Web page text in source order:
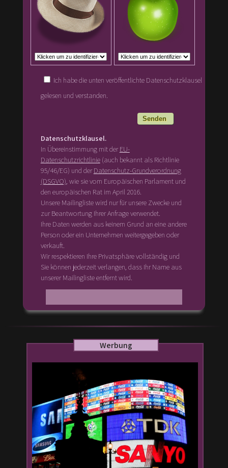
Ich habe die unten veröffentlichte Datenschutzklausel
gelesen und verstanden.
Datenschutzklausel.
In Übereinstimmung mit derEU-
Datenschutzrichtlinie(auch bekannt als Richtlinie
95/46/EG) und derDatenschutz-Grundverordnung
(DSGVO) , wie sie vom Europäischen Parlament und
den europäischen Rat im April 2016.
Unsere Mailingliste wird nur für unsere Zwecke und
zur Beantwortung Ihrer Anfrage verwendet.
Ihre Daten werden aus keinem Grund an eine andere
Person oder ein Unternehmen weitergegeben oder
verkauft.
Wir respektieren Ihre Privatsphäre vollständig und
Sie können jederzeit verlangen, dass Ihr Name aus
unserer Mailingliste entfernt wird.
Werbung